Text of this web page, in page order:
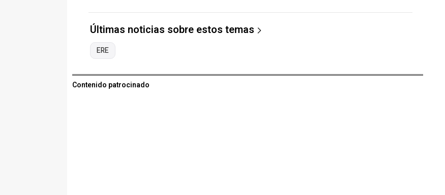
Últimas noticias sobre estos temas
ERE
Contenido patrocinado